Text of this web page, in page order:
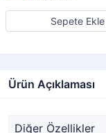
Sepete Ekle
Ürün Açıklaması
Diğer Özellikler